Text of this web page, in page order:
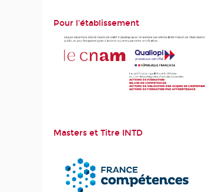
Pour l'établissement
Masters et Titre INTD